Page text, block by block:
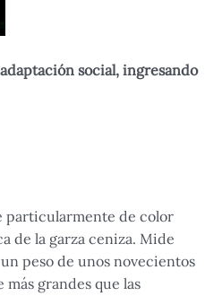
social, ingresando
particularmente de color
de la garza ceniza. Mide
peso de unos novecientos
grandes que las